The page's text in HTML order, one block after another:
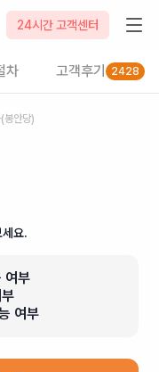
24시간 고객센터
차 고객후기 2428
봉안당)
세요.
여부
여부